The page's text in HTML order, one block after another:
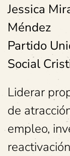
Jessica
Méndez
Partido
Social
Liderar
de
empleo,
reactivación